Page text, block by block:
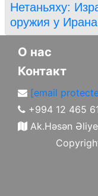
Нетаньяху:
оружия у
О нас
Контакт
[email
+994 12 465
Ak.Həsən